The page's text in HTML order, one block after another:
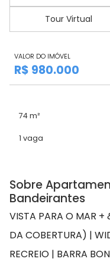
Tour Virtual
VALOR DO IMÓVEL
R$ 980.000
74 m²
1 vaga
Sobre
Bandeirantes
VISTA PARA O MAR
DA COBERTURA) |
RECREIO | BARRA